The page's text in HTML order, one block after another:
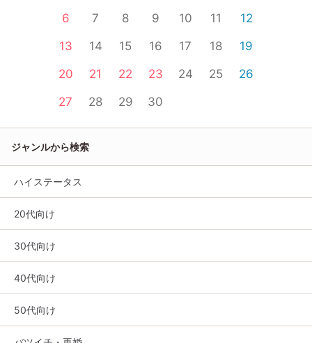
6
7 8 9 10 11
12
13
14 15 16 17 18
19
20
21 22 23 24 25
26
27
28 29 30
ジャンルから検索
ハイステータス
20代向け
30代向け
40代向け
50代向け